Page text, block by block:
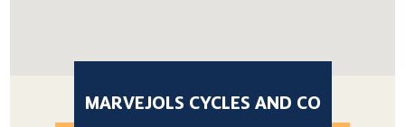
MARVEJOLS CYCLES AND CO